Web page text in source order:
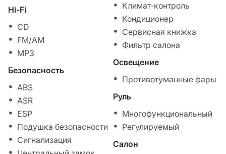
Hi-Fi
CD
FM/AM
MP3
Безопасность
ABS
ASR
ESP
Подушка безопасности
Сигнализация
Климат-контроль
Кондиционер
Сервисная книжка
Фильтр салона
Освещение
Противотуманные фары
Руль
Многофункциональный
Регулируемый
Салон